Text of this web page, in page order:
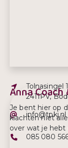
Adres:
Tolnasingel 1
2411PV,
E-mailadres:
info@tpkj.nl
085 080
Anna Coach
Je bent hier op
klachten niet
over wat je hebt